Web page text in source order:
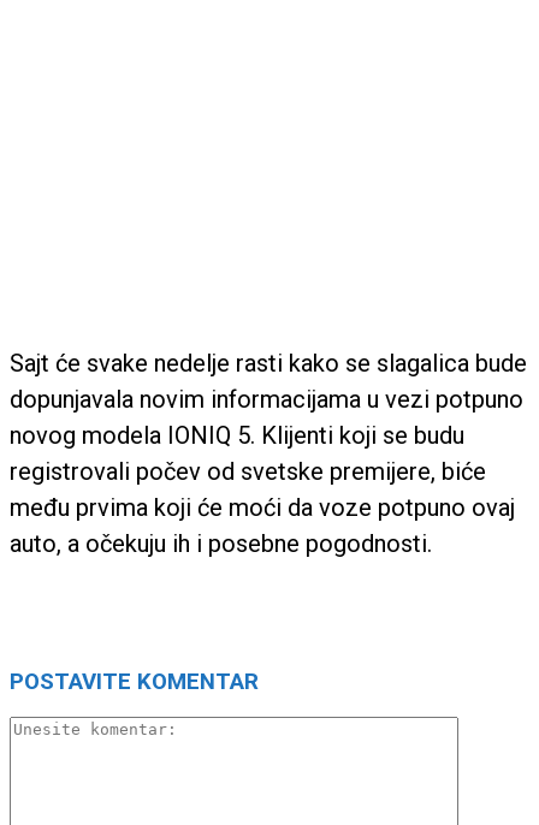
Sajt će svake nedelje rasti kako se slagalica bude
dopunjavala novim informacijama u vezi potpuno
novog modela IONIQ 5. Klijenti koji se budu
registrovali počev od svetske premijere, biće
među prvima koji će moći da voze potpuno ovaj
auto, a očekuju ih i posebne pogodnosti.
POSTAVITE KOMENTAR